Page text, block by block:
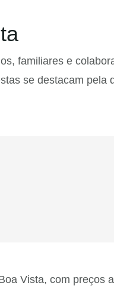
familiares e
se destacam pela
Vista, com preços